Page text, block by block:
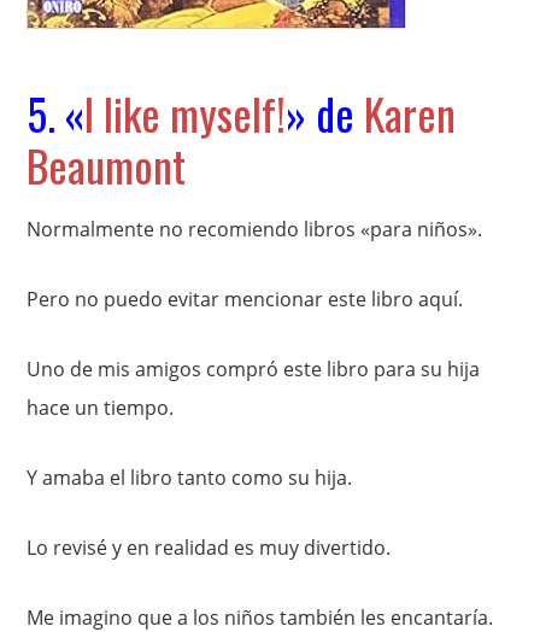
5. «I like myself!» de Karen
Beaumont
Normalmente no recomiendo libros «para niños».
Pero no puedo evitar mencionar este libro aquí.
Uno de mis amigos compró este libro para su hija
hace un tiempo.
Y amaba el libro tanto como su hija.
Lo revisé y en realidad es muy divertido.
Me imagino que a los niños también les encantaría.